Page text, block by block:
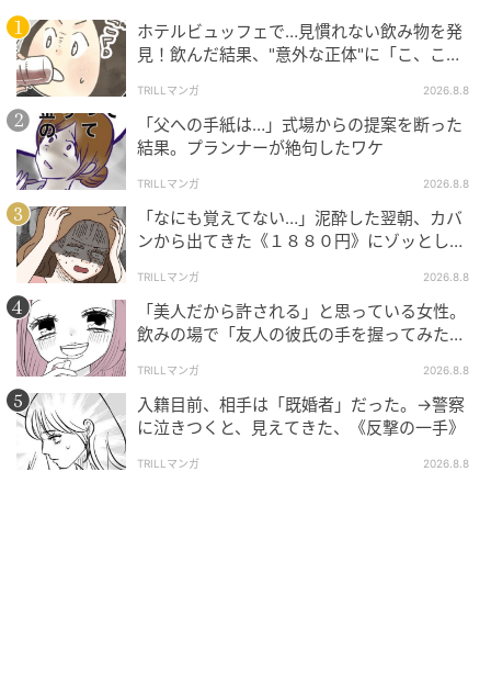
ホテルビュッフェで…見慣れない飲み物を発
見！飲んだ結果、"意外な正体"に「こ、これ
TRILLマンガ 2026.8.8
「父への手紙は…」式場からの提案を断った
結果。プランナーが絶句したワケ
TRILLマンガ 2026.8.8
「なにも覚えてない…」泥酔した翌朝、カバ
ンから出てきた《１８８０円》にゾッとした
TRILLマンガ 2026.8.8
「美人だから許される」と思っている女性。
飲みの場で「友人の彼氏の手を握ってみた」
TRILLマンガ 2026.8.8
入籍目前、相手は「既婚者」だった。→警察
に泣きつくと、見えてきた、《反撃の一手》
TRILLマンガ 2026.8.8